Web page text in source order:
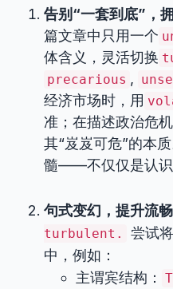
告别“一套到底”，
篇文章中只用一个
体含义，灵活切换
precarious ,
经济市场时，用
准；在描述政治危机
其“岌岌可危”的本
髓——不仅仅是认识
句式变幻，提升流畅
turbulent.
尝试
中，例如：
主谓宾结构：